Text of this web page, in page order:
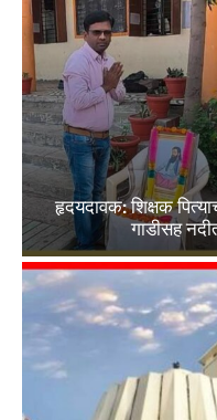
हृदयदावक: शिक्षक
गाडीसह